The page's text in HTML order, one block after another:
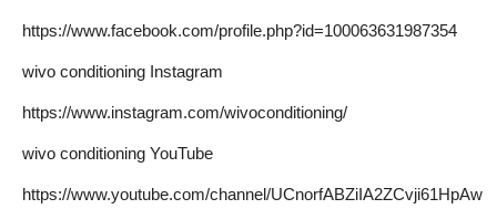
https://www.facebook.com/profile.php?id=100063631987354
wivo conditioning Instagram
https://www.instagram.com/wivoconditioning/
wivo conditioning YouTube
https://www.youtube.com/channel/UCnorfABZiIA2ZCvji61HpAw